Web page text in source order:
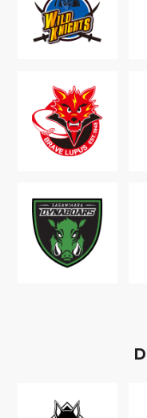
D